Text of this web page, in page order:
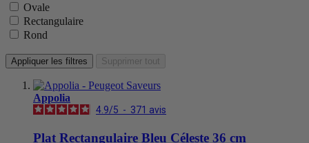
Ovale
Rectangulaire
Rond
Appliquer les filtres Supprimer tout
Appolia
4.9/5 - 371 avis
Plat Rectangulaire Bleu Céleste 36 cm